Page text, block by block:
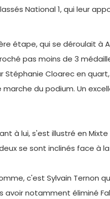
National 1, qui leur
étape, qui se déroulait à
pas moins de 3
Stéphanie Cloarec en
marche du podium. Un
à lui, s'est illustré en
se sont inclinés face à
c'est Sylvain Ternon
avoir notamment éliminé